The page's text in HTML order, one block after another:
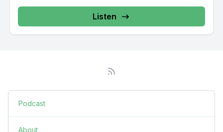
Listen
Podcast
About